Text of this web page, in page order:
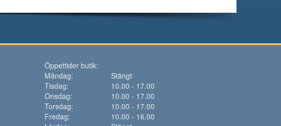
Öppettider butik:
Måndag:
Stängt
Tisdag:
10.00 - 17.00
Onsdag:
10.00 - 17.00
Torsdag:
10.00 - 17.00
Fredag:
10.00 - 16.00